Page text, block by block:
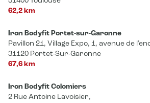
62,2 km
Iron Bodyfit Portet-sur-Garonne
Pavillon 21, Village Expo, 1, avenue de
31120 Portet-Sur-Garonne
67,6 km
Iron Bodyfit Colomiers
2 Rue Antoine Lavoisier,